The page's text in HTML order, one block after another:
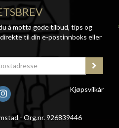
å motta gode tilbud, tips og
til din e-postinnboks eller
Kjøpsvilkår
- Org.nr. 926839446